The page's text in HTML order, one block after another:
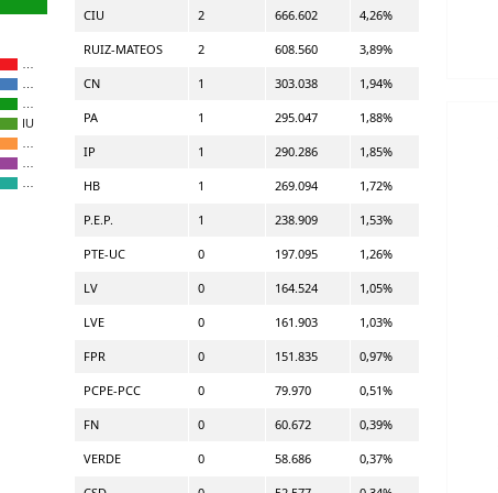
IU
CIU 2 666.602 4,26%
RUIZ-MATEOS 2 608.560 3,89%
CN 1 303.038 1,94%
PA 1 295.047 1,88%
IP 1 290.286 1,85%
HB 1 269.094 1,72%
P.E.P. 1 238.909 1,53%
PTE-UC 0 197.095 1,26%
LV 0 164.524 1,05%
LVE 0 161.903 1,03%
FPR 0 151.835 0,97%
PCPE-PCC 0 79.970 0,51%
FN 0 60.672 0,39%
VERDE 0 58.686 0,37%